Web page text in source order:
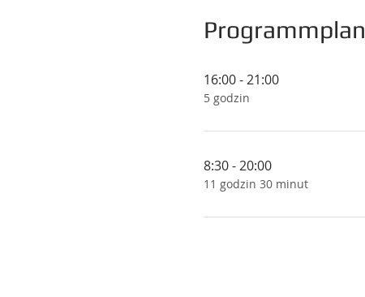
Programmplan
16:00 - 21:00
5 godzin
8:30 - 20:00
11 godzin 30 minut